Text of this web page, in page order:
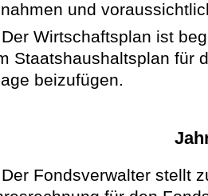
und
Wirtschaftsplan ist
Staatshaushaltsplan für
beizufügen.
Fondsverwalter stellt